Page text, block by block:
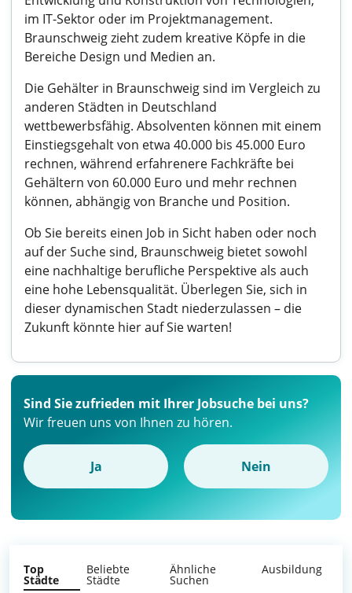
im IT-Sektor oder im Projektmanagement.
Braunschweig zieht zudem kreative Köpfe in die
Bereiche Design und Medien an.
Die Gehälter in Braunschweig sind im Vergleich zu
anderen Städten in Deutschland
wettbewerbsfähig. Absolventen können mit einem
Einstiegsgehalt von etwa 40.000 bis 45.000 Euro
rechnen, während erfahrenere Fachkräfte bei
Gehältern von 60.000 Euro und mehr rechnen
können, abhängig von Branche und Position.
Ob Sie bereits einen Job in Sicht haben oder noch
auf der Suche sind, Braunschweig bietet sowohl
eine nachhaltige berufliche Perspektive als auch
eine hohe Lebensqualität. Überlegen Sie, sich in
dieser dynamischen Stadt niederzulassen – die
Zukunft könnte hier auf Sie warten!
Sind Sie zufrieden mit Ihrer Jobsuche bei uns?
Wir freuen uns von Ihnen zu hören.
Ja Nein
Top
Städte
Beliebte
Städte
Ähnliche
Suchen
Ausbildung